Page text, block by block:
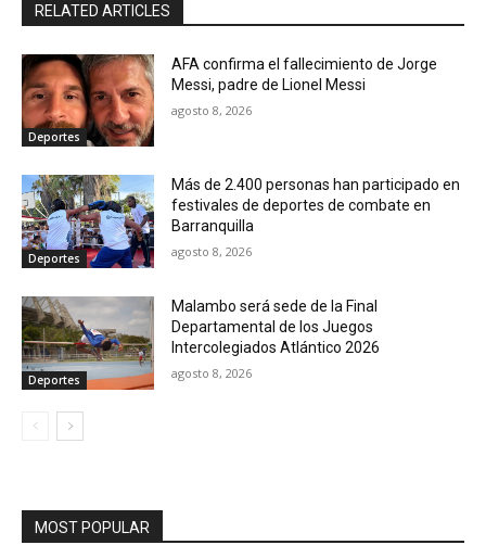
RELATED ARTICLES
Deportes
AFA confirma el fallecimiento de Jorge
Messi, padre de Lionel Messi
agosto 8, 2026
Deportes
Más de 2.400 personas han participado en
festivales de deportes de combate en
Barranquilla
agosto 8, 2026
Deportes
Malambo será sede de la Final
Departamental de los Juegos
Intercolegiados Atlántico 2026
agosto 8, 2026
MOST POPULAR